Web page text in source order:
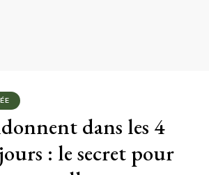
dans les 4
: le secret pour